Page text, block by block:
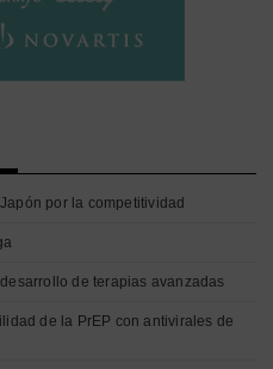
por la competitividad
de terapias avanzadas
de la PrEP con antivirales de